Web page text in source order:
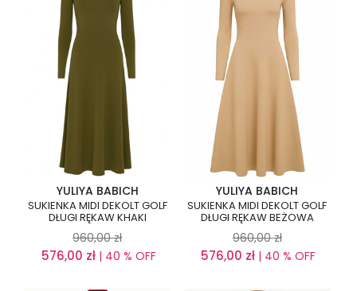
YULIYA BABICH
SUKIENKA MIDI DEKOLT GOLF
DŁUGI RĘKAW KHAKI
960,00 zł
576,00 zł| 40 % OFF
YULIYA BABICH
SUKIENKA MIDI DEKOLT GOLF
DŁUGI RĘKAW BEŻOWA
960,00 zł
576,00 zł | 40 % OFF